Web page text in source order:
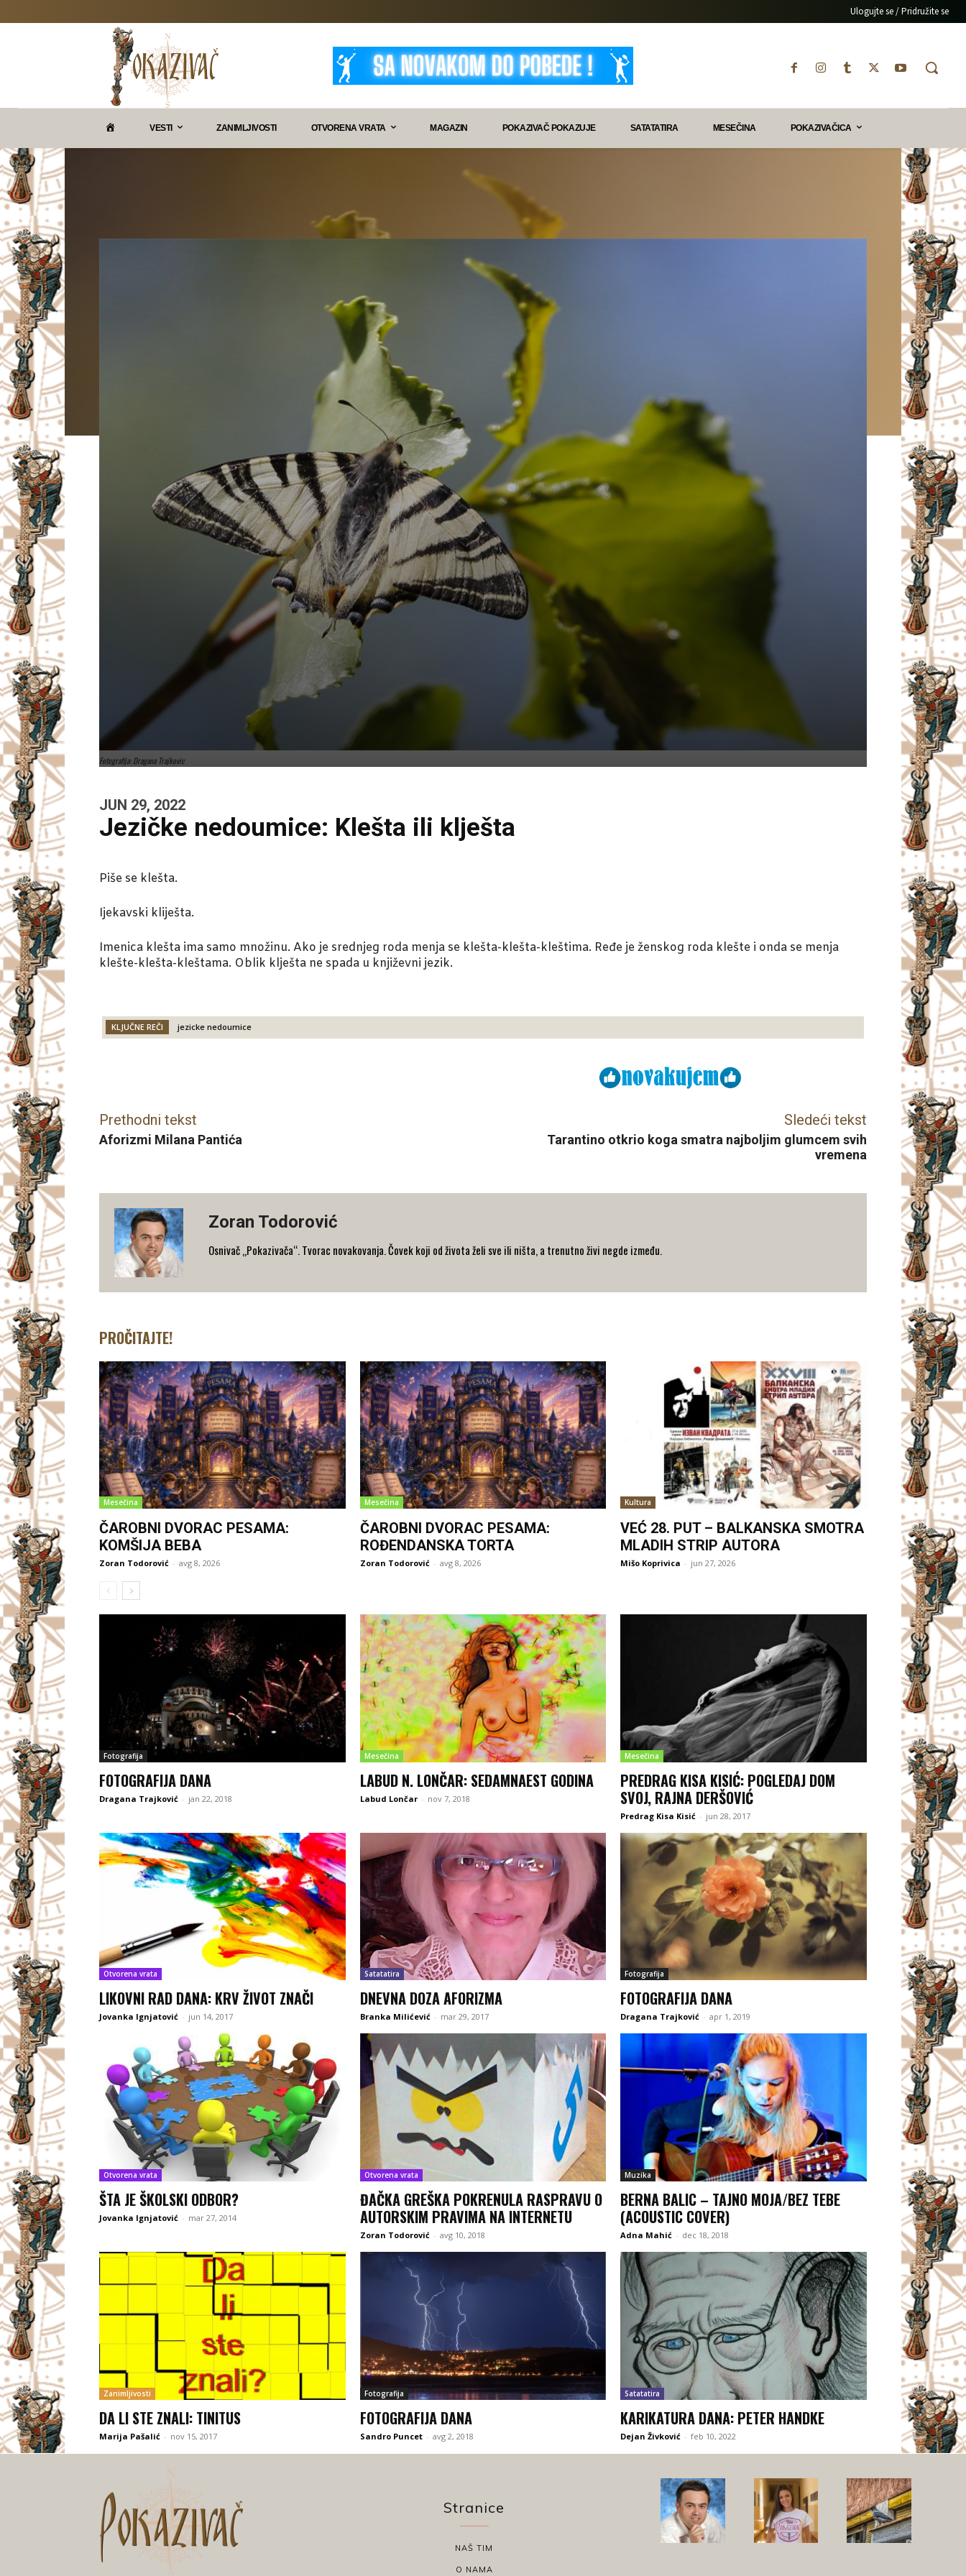
Ulogujte se / Pridružite se
VESTI ZANIMLJIVOSTI OTVORENA VRATA MAGAZIN POKAZIVAČ POKAZUJE SATATATIRA MESEČINA POKAZIVAČICA
Fotografija: Dragana Trajkovic
JUN 29, 2022
Jezičke nedoumice: Klešta ili klješta
Piše se klešta.
Ijekavski kliješta.
Imenica klešta ima samo množinu. Ako je srednjeg roda menja se klešta-klešta-kleštima. Ređe je ženskog roda klešte i onda se menja
klešte-klešta-kleštama. Oblik klješta ne spada u književni jezik.
KLJUČNE REČI jezicke nedoumice
Prethodni tekst
Aforizmi Milana Pantića
Sledeći tekst
Tarantino otkrio koga smatra najboljim glumcem svih
vremena
Zoran Todorović
Osnivač „Pokazivača“. Tvorac novakovanja. Čovek koji od života želi sve ili ništa, a trenutno živi negde između.
PROČITAJTE!
Mesečina
ČAROBNI DVORAC PESAMA:
KOMŠIJA BEBA
Zoran Todorović - avg 8, 2026
Mesečina
ČAROBNI DVORAC PESAMA:
ROĐENDANSKA TORTA
Zoran Todorović - avg 8, 2026
Kultura
VEĆ 28. PUT – BALKANSKA SMOTRA
MLADIH STRIP AUTORA
Mišo Koprivica - jun 27, 2026
Fotografija
FOTOGRAFIJA DANA
Dragana Trajković - jan 22, 2018
Mesečina
LABUD N. LONČAR: SEDAMNAEST GODINA
Labud Lončar - nov 7, 2018
Mesečina
PREDRAG KISA KISIĆ: POGLEDAJ DOM
SVOJ, RAJNA DERŠOVIĆ
Predrag Kisa Kisić - jun 28, 2017
Otvorena vrata
LIKOVNI RAD DANA: KRV ŽIVOT ZNAČI
Jovanka Ignjatović - jun 14, 2017
Satatatira
DNEVNA DOZA AFORIZMA
Branka Milićević - mar 29, 2017
Fotografija
FOTOGRAFIJA DANA
Dragana Trajković - apr 1, 2019
Otvorena vrata
ŠTA JE ŠKOLSKI ODBOR?
Jovanka Ignjatović - mar 27, 2014
Otvorena vrata
ĐAČKA GREŠKA POKRENULA RASPRAVU O
AUTORSKIM PRAVIMA NA INTERNETU
Zoran Todorović - avg 10, 2018
Muzika
BERNA BALIC – TAJNO MOJA/BEZ TEBE
(ACOUSTIC COVER)
Adna Mahić - dec 18, 2018
Zanimljivosti
DA LI STE ZNALI: TINITUS
Marija Pašalić - nov 15, 2017
Fotografija
FOTOGRAFIJA DANA
Sandro Puncet - avg 2, 2018
Satatatira
KARIKATURA DANA: PETER HANDKE
Dejan Živković - feb 10, 2022
Stranice
NAŠ TIM
O NAMA